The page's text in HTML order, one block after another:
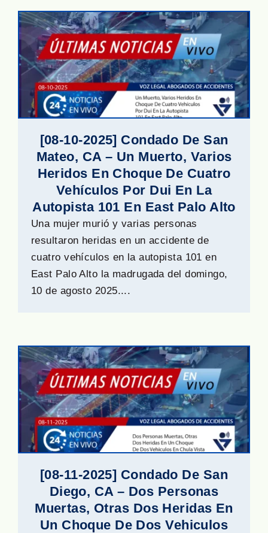
[08-10-2025] Condado De San
Mateo, CA – Un Muerto, Varios
Heridos En Choque De Cuatro
Vehículos Por Dui En La
Autopista 101 En East Palo Alto
Una mujer murió y varias personas
resultaron heridas en un accidente de
cuatro vehículos en la autopista 101 en
East Palo Alto la madrugada del domingo,
10 de agosto 2025....
[08-11-2025] Condado De San
Diego, CA – Dos Personas
Muertas, Otras Dos Heridas En
Un Choque De Dos Vehiculos